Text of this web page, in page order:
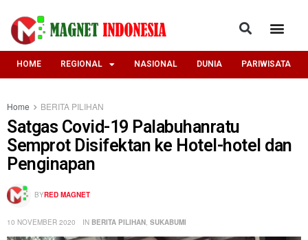
HOME REGIONAL NASIONAL DUNIA PARIWISATA
Home BERITA PILIHAN
Satgas Covid-19 Palabuhanratu
Semprot Disifektan ke Hotel-hotel dan
Penginapan
BYRED MAGNET
10 NOVEMBER 2020 IN BERITA PILIHAN SUKABUMI